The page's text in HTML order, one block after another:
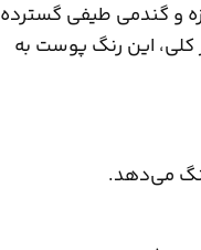
و گندمی طیفی گسترده
کلی، این رنگ پوست به
می‌دهد.